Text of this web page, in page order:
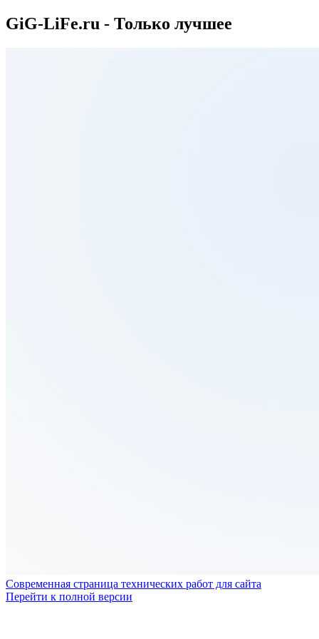
GiG-LiFe.ru - Только лучшее
Современная страница технических работ для сайта
Перейти к полной версии